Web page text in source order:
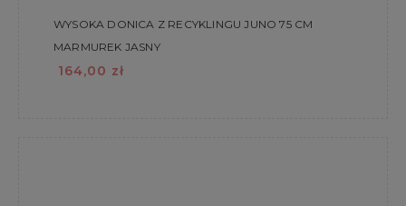
WYSOKA DONICA Z RECYKLINGU JUNO 75 CM
MARMUREK JASNY
164,00 zł